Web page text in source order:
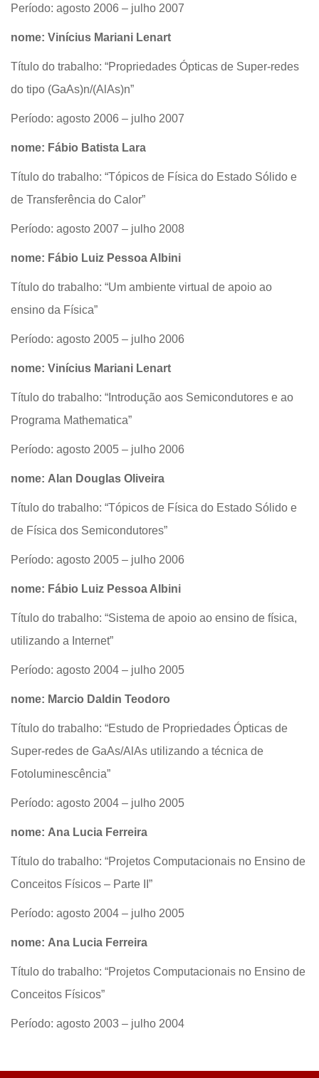
Período: agosto 2006 – julho 2007
nome: Vinícius Mariani Lenart
Título do trabalho: “Propriedades Ópticas de Super-redes
do tipo (GaAs)n/(AlAs)n”
Período: agosto 2006 – julho 2007
nome: Fábio Batista Lara
Título do trabalho: “Tópicos de Física do Estado Sólido e
de Transferência do Calor”
Período: agosto 2007 – julho 2008
nome: Fábio Luiz Pessoa Albini
Título do trabalho: “Um ambiente virtual de apoio ao
ensino da Física”
Período: agosto 2005 – julho 2006
nome: Vinícius Mariani Lenart
Título do trabalho: “Introdução aos Semicondutores e ao
Programa Mathematica”
Período: agosto 2005 – julho 2006
nome: Alan Douglas Oliveira
Título do trabalho: “Tópicos de Física do Estado Sólido e
de Física dos Semicondutores”
Período: agosto 2005 – julho 2006
nome: Fábio Luiz Pessoa Albini
Título do trabalho: “Sistema de apoio ao ensino de física,
utilizando a Internet”
Período: agosto 2004 – julho 2005
nome: Marcio Daldin Teodoro
Título do trabalho: “Estudo de Propriedades Ópticas de
Super-redes de GaAs/AlAs utilizando a técnica de
Fotoluminescência”
Período: agosto 2004 – julho 2005
nome: Ana Lucia Ferreira
Título do trabalho: “Projetos Computacionais no Ensino de
Conceitos Físicos – Parte II”
Período: agosto 2004 – julho 2005
nome: Ana Lucia Ferreira
Título do trabalho: “Projetos Computacionais no Ensino de
Conceitos Físicos”
Período: agosto 2003 – julho 2004